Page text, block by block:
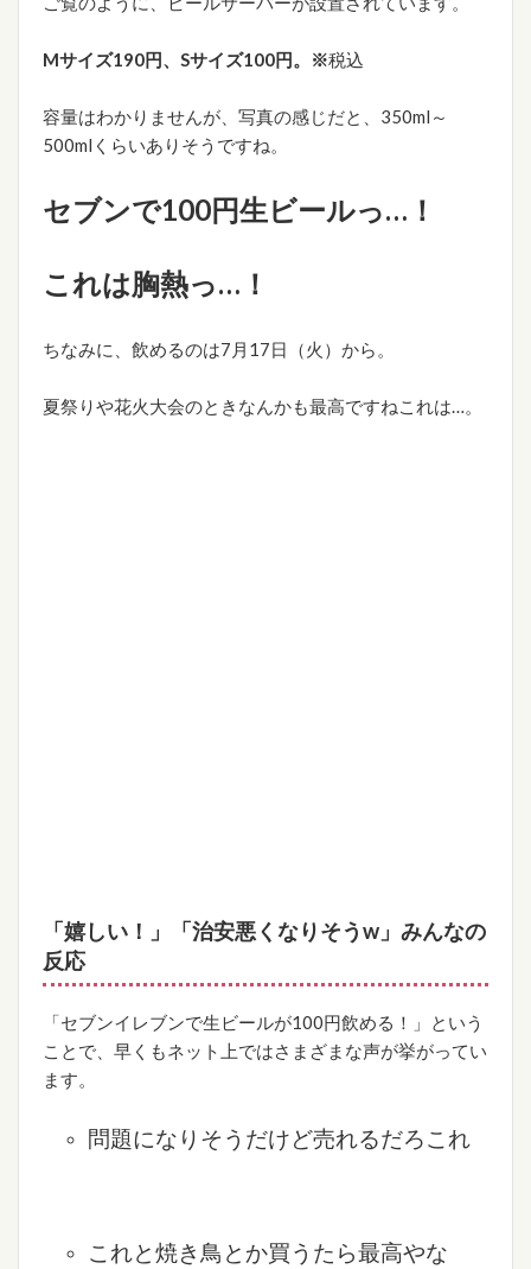
Mサイズ190円、Sサイズ100円。※税込
容量はわかりませんが、写真の感じだと、350ml～
500mlくらいありそうですね。
セブンで100円生ビールっ…！
これは胸熱っ…！
ちなみに、飲めるのは7月17日（火）から。
夏祭りや花火大会のときなんかも最高ですねこれは…。
「嬉しい！」「治安悪くなりそうw」みんなの
反応
「セブンイレブンで生ビールが100円飲める！」という
ことで、早くもネット上ではさまざまな声が挙がってい
ます。
問題になりそうだけど売れるだろこれ
これと焼き鳥とか買うたら最高やな